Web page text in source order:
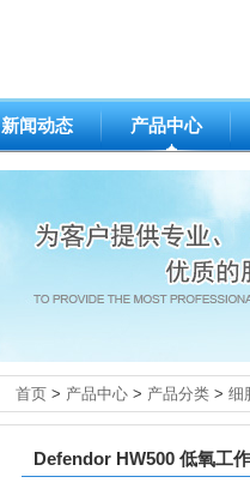
新闻动态 产品中心
首页 > 产品中心 > 产品分类 > 细
Defendor HW500 低氧工